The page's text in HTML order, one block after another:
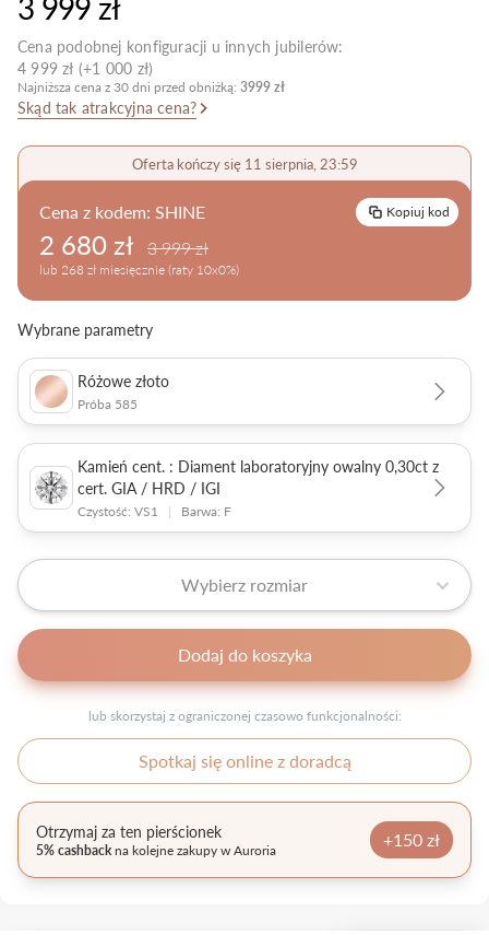
Cena podobnej konfiguracji u innych jubilerów:
4 999 zł (+1 000 zł)
Najniższa cena z 30 dni przed obniżką: 3999 zł
Skąd tak atrakcyjna cena?
Oferta kończy się 11 sierpnia, 23:59
Cena z kodem: SHINE Kopiuj kod
2 680 zł 3 999 zł
lub 268 zł miesięcznie (raty 10x0%)
Wybrane parametry
Różowe złoto
Próba 585
Kamień cent. : Diament laboratoryjny owalny 0,30ct z
cert. GIA / HRD / IGI
Czystość: VS1 | Barwa: F
Wybierz rozmiar
Dodaj do koszyka
lub skorzystaj z ograniczonej czasowo funkcjonalności:
Spotkaj się online z doradcą
Otrzymaj za ten pierścionek
5% cashbackna kolejne zakupy w Auroria +150 zł